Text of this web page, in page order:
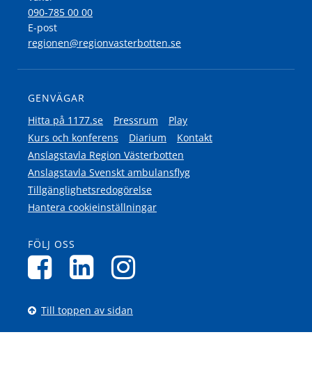
090-785 00 00
E-post
regionen@regionvasterbotten.se
GENVÄGAR
Hitta på 1177.se
Pressrum
Play
Kurs och konferens
Diarium
Kontakt
Anslagstavla Region Västerbotten
Anslagstavla Svenskt ambulansflyg
Tillgänglighetsredogörelse
Hantera cookieinställningar
FÖLJ OSS
Till toppen av sidan